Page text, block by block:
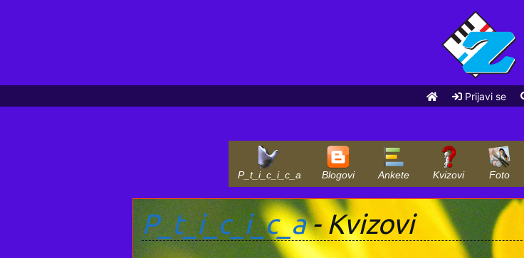
Prijavi se
P_t_i_c_i_c_a Blogovi Ankete Kvizovi Foto
P_t_i_c_i_c_a- Kvizovi